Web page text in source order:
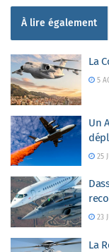
À lire également
La
5
Un
25
23
La